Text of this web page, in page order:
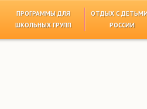
ПРОГРАММЫ ДЛЯ
ШКОЛЬНЫХ ГРУПП
ОТДЫХ С
РОССИИ